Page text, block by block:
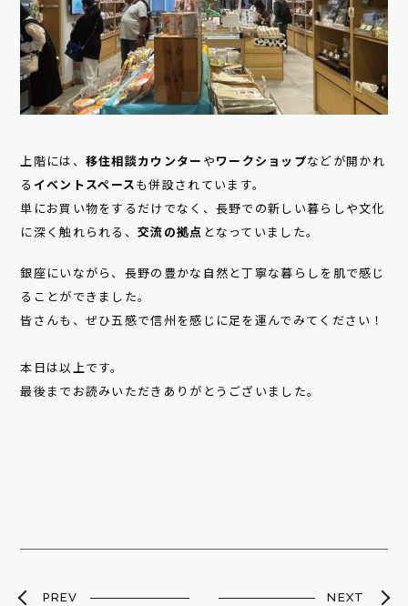
上階には、 移住相談カウンター や ワークショップなどが開かれ
る イベントスペース も併設されています。
単にお買い物をするだけでなく、長野での新しい暮らしや文化
に深く触れられる、交流の拠点 となっていました。
銀座にいながら、長野の豊かな自然と丁寧な暮らしを肌で感じ
ることができました。
皆さんも、ぜひ五感で信州を感じに足を運んでみてください！
本日は以上です。
最後までお読みいただきありがとうございました。
PREV NEXT